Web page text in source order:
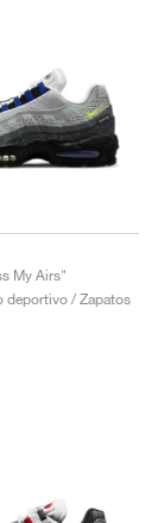
My Airs"
deportivo / Zapatos